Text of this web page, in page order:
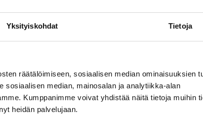
Yksityiskohdat Tietoja
räätälöimiseen, sosiaalisen median ominaisuuksien
median, mainosalan ja analytiikka-alan
Kumppanimme voivat yhdistää näitä tietoja muihin
heidän palvelujaan.
välineitä suunnitella konkreettisesti kunnan
ehkäisevän päihdetyön suunnitteluun.
päihdetyötä ja saadaan ideoita toisten kuntien hyvistä
osallistaminen